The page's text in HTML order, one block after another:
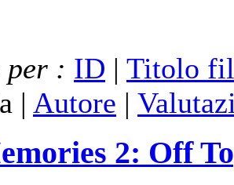
per : ID | Titolo
| Autore |
2: Off